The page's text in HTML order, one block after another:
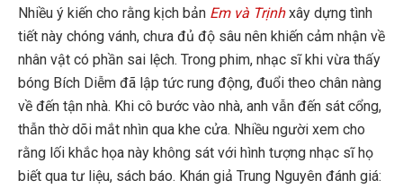
Nhiều ý kiến cho rằng kịch bản Em và Trịnhxây dựng tình
tiết này chóng vánh, chưa đủ độ sâu nên khiến cảm nhận về
nhân vật có phần sai lệch. Trong phim, nhạc sĩ khi vừa thấy
bóng Bích Diễm đã lập tức rung động, đuổi theo chân nàng
về đến tận nhà. Khi cô bước vào nhà, anh vẫn đến sát cổng,
thẫn thờ dõi mắt nhìn qua khe cửa. Nhiều người xem cho
rằng lối khắc họa này không sát với hình tượng nhạc sĩ họ
biết qua tư liệu, sách báo. Khán giả Trung Nguyên đánh giá: